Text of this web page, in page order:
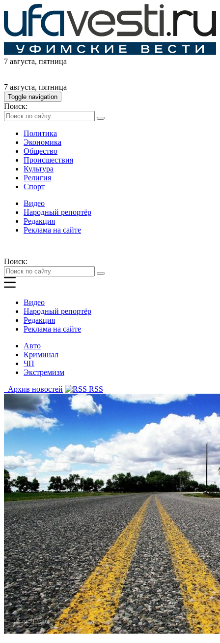
7 августа, пятница
7 августа, пятница
Toggle navigation
Поиск:
Политика
Экономика
Общество
Происшествия
Культура
Религия
Спорт
Видео
Народный репортёр
Редакция
Реклама на сайте
Поиск:
Видео
Народный репортёр
Редакция
Реклама на сайте
Авто
Криминал
ЧП
Экстремизм
Архив новостей
RSS